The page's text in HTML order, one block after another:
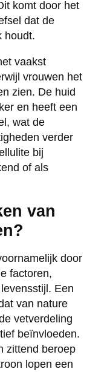
komt door het
dat de
houdt.
vaakst
vrouwen het
zien. De huid
en heeft een
wat de
verder
bij
of als
van
door
factoren,
Een
van nature
vetverdeling
beïnvloeden.
zittend beroep
lopen een